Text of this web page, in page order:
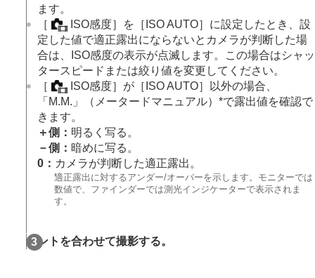
フォーカス（ピント）を合わせる
顔/瞳AF
フォーカス機能を使う
露出/測光を調整する
ISO感度を選ぶ
ホワイトバランス
画像に効果を加える
ドライブモードを使う（連写/セルフタイマー）
インターバル撮影機能
より高解像の静止画を撮影する
画質や記録形式を設定する
タッチ機能を使う
シャッターの設定
ズームする
レンズ補正（静止画/動画）
ます。
［
ISO感度］ を ［ISO AUTO］ に設定したとき、設
定した値で適正露出にならないとカメラが判断した場
合は、ISO感度の表示が点滅します。この場合はシャッ
タースピードまたは絞り値を変更してください。
［
ISO感度］ が ［ISO AUTO］
以外の場合、
「M.M.」（メータードマニュアル）*で露出値を確認で
きます。
＋側： 明るく写る。
－側： 暗めに写る。
0： カメラが判断した適正露出。
*適正露出に対するアンダー/オーバーを示します。モニターでは
数値で、ファインダーでは測光インジケーターで表示されま
す。
ピントを合わせて撮影する。